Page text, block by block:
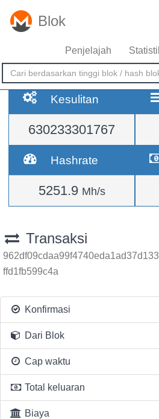
Blok
Penjelajah
Kesulitan
630233301767
Hashrate
5251.9 Mh/s
Transaksi
ffd1fb599c4a
Konfirmasi
Dari Blok
Cap waktu
Total keluaran
Biaya